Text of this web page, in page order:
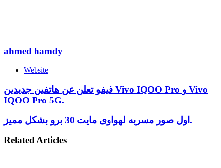
ahmed hamdy
Website
فيفو تعلن عن هاتفين جديدين Vivo IQOO Pro و Vivo
IQOO Pro 5G.
اول صور مسربه لهواوى مايت 30 برو بشكل مميز.
Related Articles